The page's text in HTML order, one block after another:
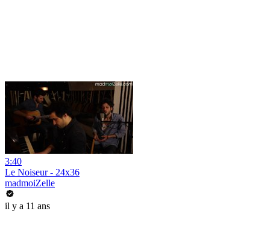
3:40
Le Noiseur - 24x36
madmoiZelle
il y a 11 ans